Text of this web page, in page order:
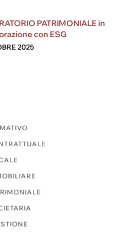
PATRIMONIALE in
con ESG
2025